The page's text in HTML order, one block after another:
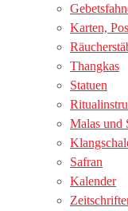
Karten,
Thangkas
Statuen
Malas und
Safran
Kalender